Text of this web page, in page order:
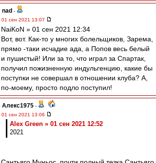
nad -
01 сен 2021 13:07
NaiKoN » 01 сен 2021 12:34
Вот, вот. Как-то у многих болельщиков, Зарема,
прямо -таки исчадие ада, а Попов весь белый
и пушистый! Или за то, что играл за Спартак,
получил пожизненную индульгенцию, какие бы
поступки не совершал в отношении клуба? А,
по-моему, просто подло поступил!
Алекс1975 -
01 сен 2021 13:06
Alex Green » 01 сен 2021 12:52
2021